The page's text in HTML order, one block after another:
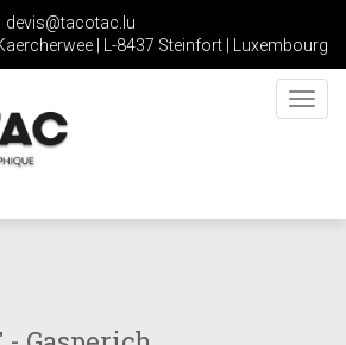
devis@tacotac.lu
| L-8437 Steinfort | Luxembourg